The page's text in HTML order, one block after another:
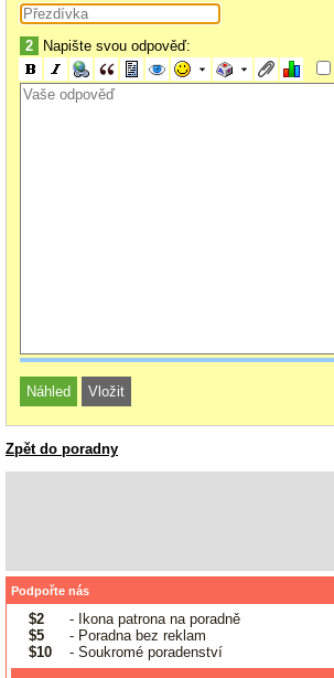
2 Napište svou odpověď:
Zpět do poradny
Podpořte nás
$2
- Ikona patrona na poradně
$5
- Poradna bez reklam
$10
- Soukromé poradenství